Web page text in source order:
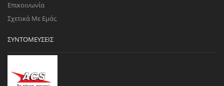
Επικοινωνία
Σχετικά Με Εμάς
ΣΥΝΤΟΜΕΎΣΕΙΣ